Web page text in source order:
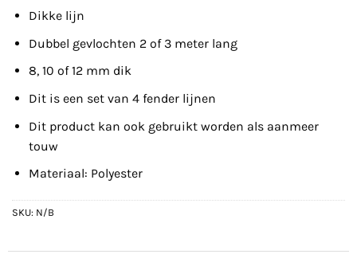
Dikke lijn
Dubbel gevlochten 2 of 3 meter lang
8, 10 of 12 mm dik
Dit is een set van 4 fender lijnen
Dit product kan ook gebruikt worden als aanmeer
touw
Materiaal: Polyester
SKU: N/B